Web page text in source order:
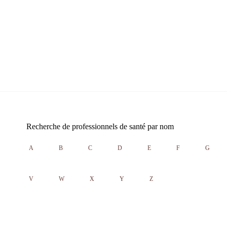
Recherche de professionnels de santé par nom
A B C D E F G
V W X Y Z